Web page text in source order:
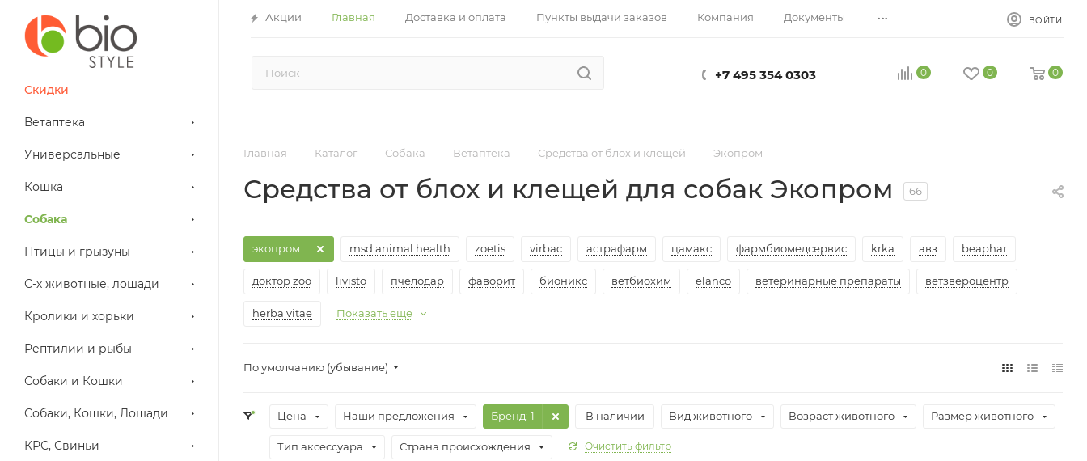
Акции Главная Доставка и оплата Пункты выдачи заказов Компания Документы ... ВОЙТИ
+7 495 354 0303 0 0 0
Скидки
Ветаптека
Универсальные
Кошка
Собака
Птицы и грызуны
С-х животные, лошади
Кролики и хорьки
Рептилии и рыбы
Собаки и Кошки
Собаки, Кошки, Лошади
КРС, Свиньи
Главная — Каталог — Собака — Ветаптека — Средства от блох и клещей — Экопром
Средства от блох и клещей для собак Экопром 66
msd animal health zoetis virbac астрафарм цамакс фармбиомедсервис krka авз beaphar
доктор zoo livisto
экопром
пчелодар фаворит бионикс ветбиохим elanco ветеринарные препараты ветзвероцентр
herba vitae Показать еще
По умолчанию (убывание)
Цена Наши предложения Бренд: 1 В наличии Вид животного Возраст животного Размер животного
Тип аксессуара Страна происхождения Очистить фильтр